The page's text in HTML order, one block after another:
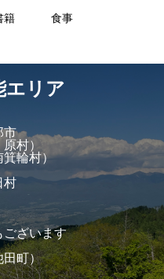
籍 食事
エリア
市
村）
箕輪村）
村
ございます
田町）